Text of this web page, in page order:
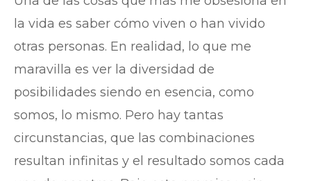
la vida es saber cómo viven o han vivido
otras personas. En realidad, lo que me
maravilla es ver la diversidad de
posibilidades siendo en esencia, como
somos, lo mismo. Pero hay tantas
circunstancias, que las combinaciones
resultan infinitas y el resultado somos cada